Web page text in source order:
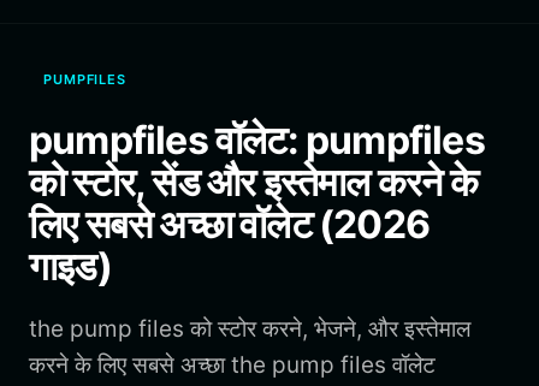
繁體中文
Português (Portugal)
Bahasa Indonesia
ภาษาไทย
हिन्दी
Español
Português (Brasil)
Español (Argentina)
PUMPFILES
pumpfiles वॉलेट: pumpfiles
को स्टोर, सेंड और इस्तेमाल करने के
लिए सबसे अच्छा वॉलेट (2026
गाइड)
the pump files को स्टोर करने, भेजने, और इस्तेमाल
करने के लिए सबसे अच्छा the pump files वॉलेट